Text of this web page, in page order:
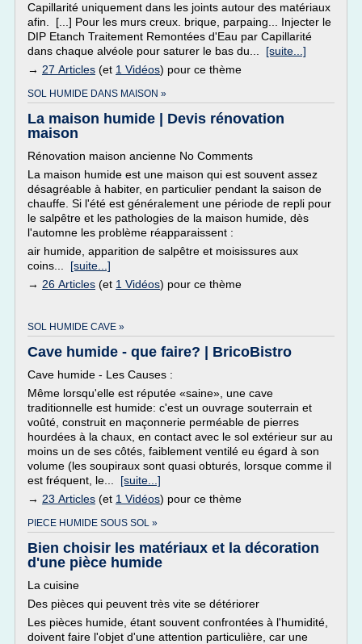
Capillarité uniquement dans les joints autour des matériaux
afin. [...] Pour les murs creux. brique, parpaing... Injecter le
DIP Etanch Traitement Remontées d'Eau par Capillarité
dans chaque alvéole pour saturer le bas du... [suite...]
→ 27 Articles (et 1 Vidéos) pour ce thème
SOL HUMIDE DANS MAISON »
La maison humide | Devis rénovation
maison
Rénovation maison ancienne No Comments
La maison humide est une maison qui est souvent assez
désagréable à habiter, en particulier pendant la saison de
chauffe. Si l'été est généralement une période de repli pour
le salpêtre et les pathologies de la maison humide, dès
l'automne les problème réapparaissent :
air humide, apparition de salpêtre et moisissures aux
coins... [suite...]
→ 26 Articles (et 1 Vidéos) pour ce thème
SOL HUMIDE CAVE »
Cave humide - que faire? | BricoBistro
Cave humide - Les Causes :
Même lorsqu'elle est réputée «saine», une cave
traditionnelle est humide: c'est un ouvrage souterrain et
voûté, construit en maçonnerie perméable de pierres
hourdées à la chaux, en contact avec le sol extérieur sur au
moins un de ses côtés, faiblement ventilé eu égard à son
volume (les soupiraux sont quasi obturés, lorsque comme il
est fréquent, le... [suite...]
→ 23 Articles (et 1 Vidéos) pour ce thème
PIECE HUMIDE SOUS SOL »
Bien choisir les matériaux et la décoration
d'une pièce humide
La cuisine
Des pièces qui peuvent très vite se détériorer
Les pièces humide, étant souvent confrontées à l'humidité,
doivent faire l'objet d'une attention particulière, car une